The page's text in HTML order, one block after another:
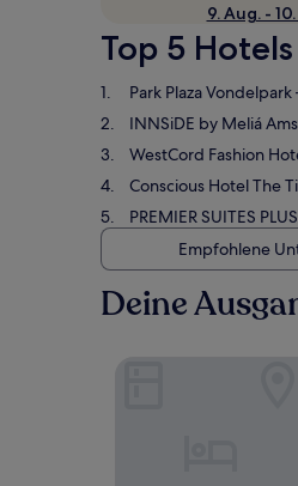
9. Aug. -
Top 5
Park Plaza Vondelpark
INNSiDE by Meliá
WestCord Fashion
Conscious Hotel The
PREMIER SUITES
Empfohlene
Deine